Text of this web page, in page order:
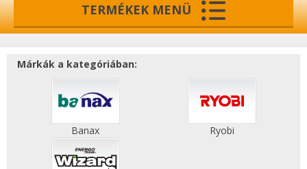
TERMÉKEK MENÜ
Márkák a kategóriában:
Banax Ryobi